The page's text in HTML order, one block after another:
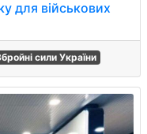
для військових
сили України